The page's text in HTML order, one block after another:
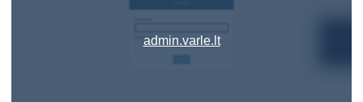
admin.varle.lt